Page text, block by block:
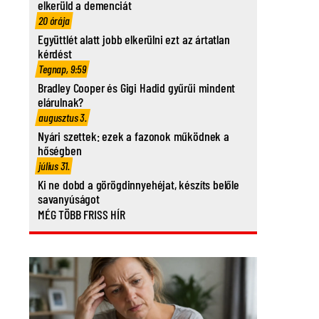
elkerüld a demenciát
20 órája
Együttlét alatt jobb elkerülni ezt az ártatlan
kérdést
Tegnap, 9:59
Bradley Cooper és Gigi Hadid gyűrűi mindent
elárulnak?
augusztus 3.
Nyári szettek: ezek a fazonok működnek a
hőségben
július 31.
Ki ne dobd a görögdinnyehéjat, készíts belőle
savanyúságot
MÉG TÖBB FRISS HÍR